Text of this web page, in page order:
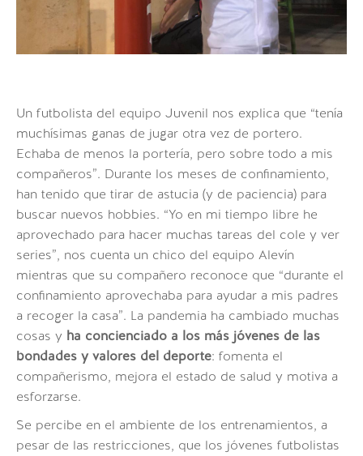
Un futbolista del equipo Juvenil nos explica que “tenía
muchísimas ganas de jugar otra vez de portero.
Echaba de menos la portería, pero sobre todo a mis
compañeros”. Durante los meses de confinamiento,
han tenido que tirar de astucia (y de paciencia) para
buscar nuevos hobbies. “Yo en mi tiempo libre he
aprovechado para hacer muchas tareas del cole y ver
series”, nos cuenta un chico del equipo Alevín
mientras que su compañero reconoce que “durante el
confinamiento aprovechaba para ayudar a mis padres
a recoger la casa”. La pandemia ha cambiado muchas
cosas y ha concienciado a los más jóvenes de las
bondades y valores del deporte: fomenta el
compañerismo, mejora el estado de salud y motiva a
esforzarse.
Se percibe en el ambiente de los entrenamientos, a
pesar de las restricciones, que los jóvenes futbolistas